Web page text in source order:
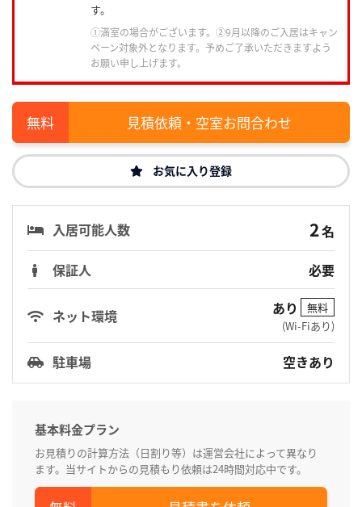
す。
①満室の場合がございます。②9月以降のご入居はキャン
ペーン対象外となります。予めご了承いただきますよう
お願い申し上げます。
見積依頼・空室お問合わせ
お気に入り登録
入居可能人数 2名
保証人
必要
ネット環境 あり
無料
(Wi-Fiあり)
駐車場 空きあり
基本料金プラン
お見積りの計算方法（日割り等）は運営会社によって異なり
ます。当サイトからの見積もり依頼は24時間対応中です。